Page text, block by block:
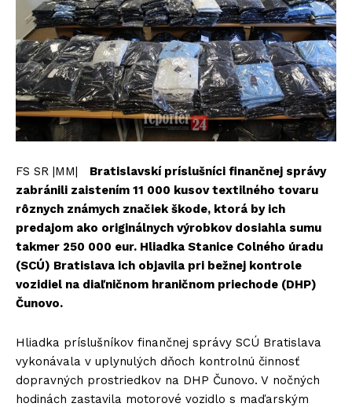
FS SR |MM| Bratislavskí príslušníci finančnej správy
zabránili zaistením 11 000 kusov textilného tovaru
rôznych známych značiek škode, ktorá by ich
predajom ako originálnych výrobkov dosiahla sumu
takmer 250 000 eur. Hliadka Stanice Colného úradu
(SCÚ) Bratislava ich objavila pri bežnej kontrole
vozidiel na diaľničnom hraničnom priechode (DHP)
Čunovo.
Hliadka príslušníkov finančnej správy SCÚ Bratislava
vykonávala v uplynulých dňoch kontrolnú činnosť
dopravných prostriedkov na DHP Čunovo. V nočných
hodinách zastavila motorové vozidlo s maďarským